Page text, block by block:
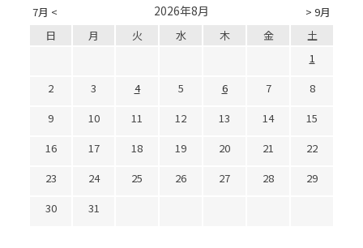
7月 < > 9月
2026年8月
日 月 火 水 木 金
土
1
2
3 4 5 6 7
8
9
10 11 12 13 14
15
16
17 18 19 20 21
22
23
24 25 26 27 28
29
30
31